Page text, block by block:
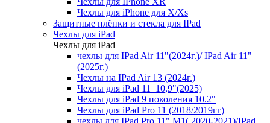
Чехлы для iPhone для X/Xs
Защитные плёнки и стекла для IPad
Чехлы для iPad
Чехлы для iPad
чехлы для IPad Air 11"(2024г.)/ IPad Air 11"
(2025г.)
Чехлы на IPad Air 13 (2024г.)
Чехлы для iPad 11_10,9"(2025)
Чехлы для iPad 9 поколения 10.2"
Чехлы для iPad Pro 11 (2018/2019гг)
чехлы для IPad Pro 11" М1( 2020-2021)/IPad